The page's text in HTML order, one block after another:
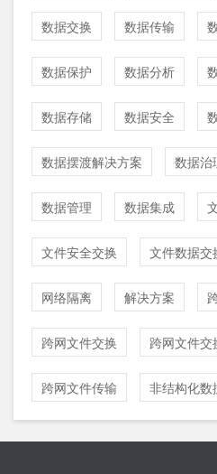
数据交换 数据传输
数据保护 数据分析
数据存储 数据安全
数据摆渡解决方案 数据治
数据管理 数据集成
文件安全交换 文件数据交
网络隔离 解决方案
跨网文件交换 跨网文件交
跨网文件传输 非结构化数